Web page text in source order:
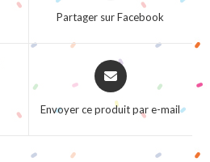
Partager sur Facebook
Opens
in
new
Envoyer ce produit par e-mail